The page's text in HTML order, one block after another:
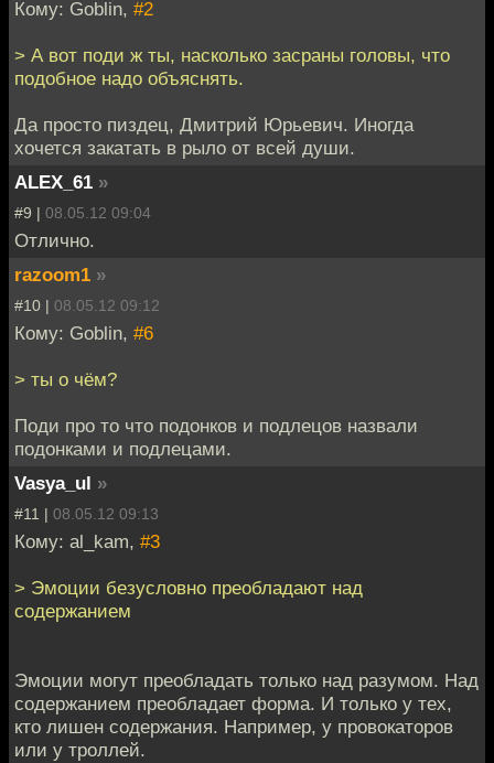
Кому: Goblin, #2
> А вот поди ж ты, насколько засраны головы, что
подобное надо объяснять.
Да просто пиздец, Дмитрий Юрьевич. Иногда
хочется закатать в рыло от всей души.
ALEX_61 »
#9 | 08.05.12 09:04
Отлично.
razoom1 »
#10 | 08.05.12 09:12
Кому: Goblin, #6
> ты о чём?
Поди про то что подонков и подлецов назвали
подонками и подлецами.
Vasya_ul »
#11 | 08.05.12 09:13
Кому: al_kam, #3
> Эмоции безусловно преобладают над
содержанием
Эмоции могут преобладать только над разумом. Над
содержанием преобладает форма. И только у тех,
кто лишен содержания. Например, у провокаторов
или у троллей.